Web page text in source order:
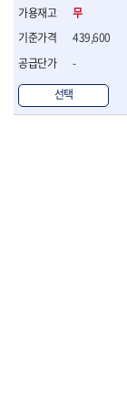
무
439,600
-
선택